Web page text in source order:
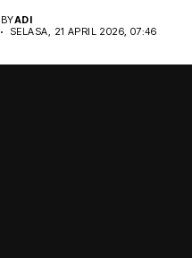
besar,...
BYADI
SELASA, 21 APRIL 2026, 07:46